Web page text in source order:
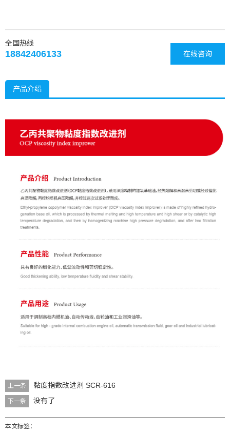
在线咨询
全国热线
18842406133
产品介绍
上一条 黏度指数改进剂 SCR-616
下一条 没有了
本文标签：